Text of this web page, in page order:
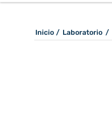
Inicio / Laboratorio /